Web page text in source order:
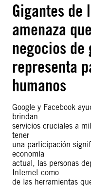
Gigantes de
amenaza
negocios de
representa
humanos
Google y Facebook
brindan
servicios cruciales a
tener
una participación
economía
actual, las personas
Internet como
de las herramientas